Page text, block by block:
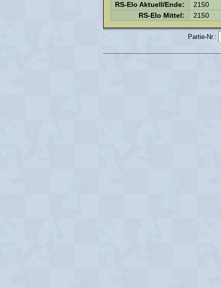
RS-Elo Aktuell/Ende:
2150
RS-Elo Mittel:
2150
Partie-Nr.: